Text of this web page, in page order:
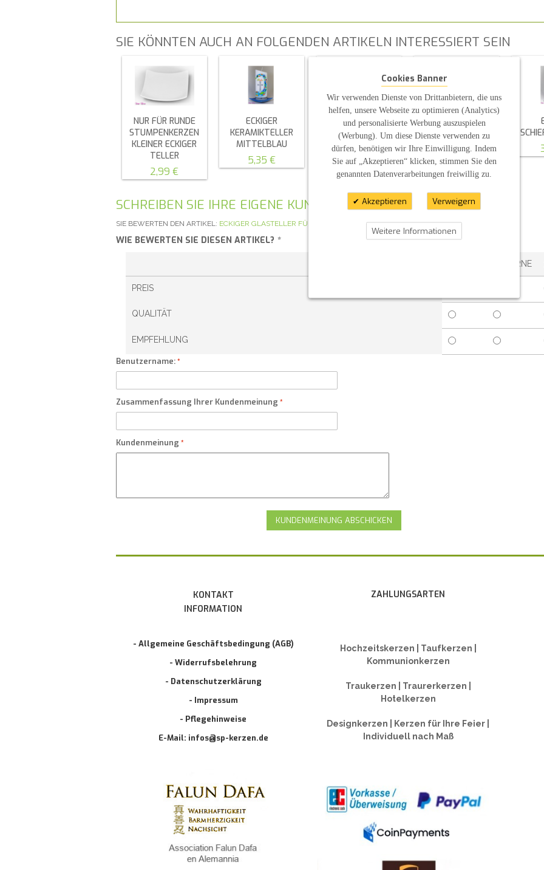
SIE KÖNNTEN AUCH AN FOLGENDEN ARTIKELN INTERESSIERT SEIN
NUR FÜR RUNDE
STUMPENKERZEN
KLEINER ECKIGER
TELLER
2,99 €
ECKIGER
KERAMIKTELLER
MITTELBLAU
5,35 €
METALLTELLER
SILBER / GOLD
6,00 €
RUSTIKALER
"KERZENTELLER"
HOLZSCHEIBE
2,20 €
SCHREIBEN SIE IHRE EIGENE KUNDENMEINUNG
SIE BEWERTEN DEN ARTIKEL: ECKIGER GLASTELLER FÜR VIERECKIGE KERZEN
WIE BEWERTEN SIE DIESEN ARTIKEL? *
2 STERNE
PREIS
QUALITÄT
EMPFEHLUNG
Benutzername:
Zusammenfassung Ihrer Kundenmeinung
Kundenmeinung
KUNDENMEINUNG ABSCHICKEN
KONTAKT
INFORMATION
- Allgemeine Geschäftsbedingung (AGB)
- Widerrufsbelehrung
- Datenschutzerklärung
- Impressum
- Pflegehinweise
E-Mail: infos@sp-kerzen.de
ZAHLUNGSARTEN
Hochzeitskerzen | Taufkerzen |
Kommunionkerzen
Traukerzen | Traurerkerzen |
Hotelkerzen
Designkerzen | Kerzen für Ihre Feier |
Individuell nach Maß
Cookies Banner
Wir verwenden Dienste von Drittanbietern, die uns
helfen, unsere Webseite zu optimieren (Analytics)
und personalisierte Werbung auszuspielen
(Werbung). Um diese Dienste verwenden zu
dürfen, benötigen wir Ihre Einwilligung. Indem
Sie auf „Akzeptieren“ klicken, stimmen Sie den
genannten Datenverarbeitungen freiwillig zu.
Akzeptieren Verweigern
Weitere Informationen